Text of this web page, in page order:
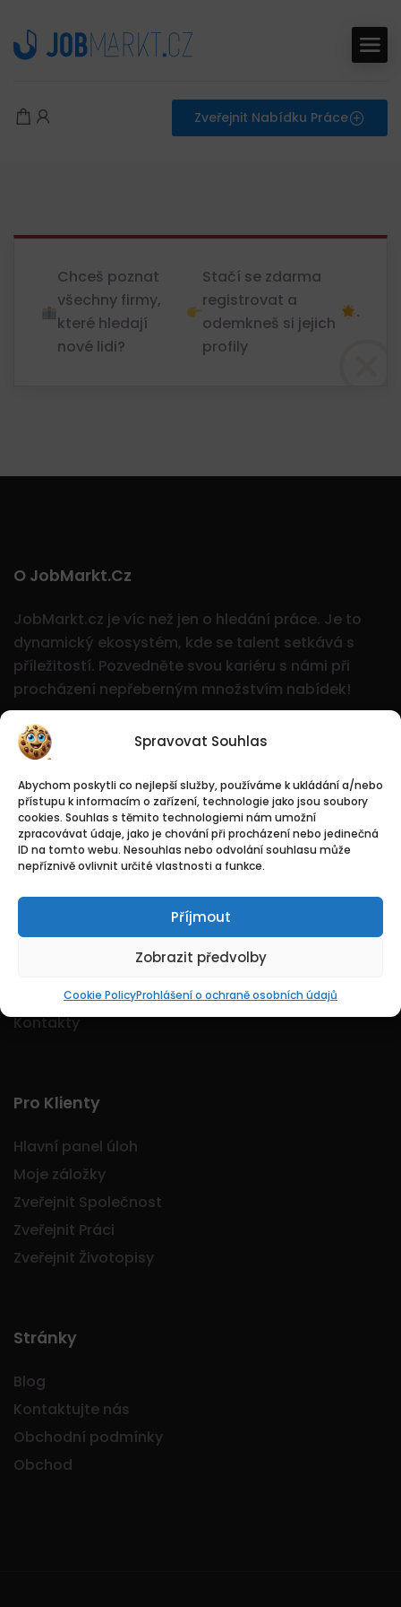
Spravovat Souhlas
Abychom poskytli co nejlepší služby, používáme k ukládání a/nebo
přístupu k informacím o zařízení, technologie jako jsou soubory
cookies. Souhlas s těmito technologiemi nám umožní
zpracovávat údaje, jako je chování při procházení nebo jedinečná
ID na tomto webu. Nesouhlas nebo odvolání souhlasu může
nepříznivě ovlivnit určité vlastnosti a funkce.
Příjmout
Zobrazit předvolby
Cookie PolicyProhlášení o ochraně osobních údajů
Zveřejnit Nabídku Práce
Chceš poznat
všechny firmy,
které hledají
nové lidi?
Stačí se zdarma
registrovat a
odemkneš si jejich
profily
.
O JobMarkt.cz
JobMarkt.cz je víc než jen o hledání práce. Je to
dynamický ekosystém, kde se talent setkává s
příležitostí. Pozvedněte svou kariéru s námi při
procházení nepřeberným množstvím nabídek!
Logo Jobmarkt.cz ® je registrovaná ochranná
známka.
Kontakty
Pro Klienty
Hlavní panel úloh
Moje záložky
Zveřejnit Společnost
Zveřejnit Práci
Zveřejnit Životopisy
Stránky
Blog
Kontaktujte nás
Obchodní podmínky
Obchod